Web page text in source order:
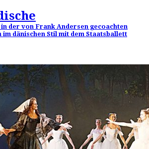
der von Frank Andersen gecoachten
dänischen Stil mit dem Staatsballett